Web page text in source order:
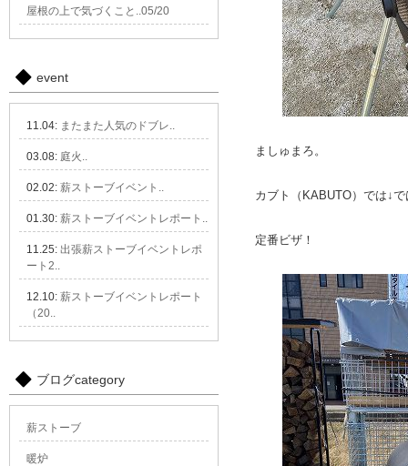
ましゅまろ。
カブト（KABUTO）では↓で
定番ビザ！
屋根の上で気づくこと..05/20
event
11.04: またまた人気のドブレ..
03.08: 庭火..
02.02: 薪ストーブイベント..
01.30: 薪ストーブイベントレポート..
11.25: 出張薪ストーブイベントレポ
ート2..
12.10: 薪ストーブイベントレポート
（20..
ブログcategory
薪ストーブ
暖炉